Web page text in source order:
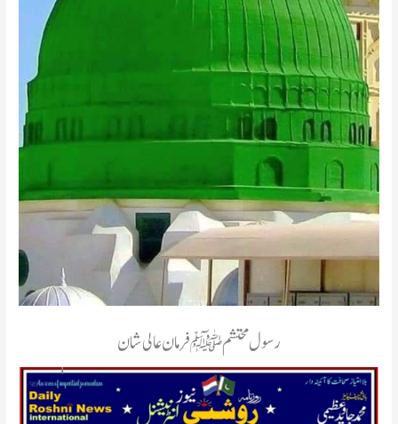
رسول محتشم ﷺ فرمان عالی شان